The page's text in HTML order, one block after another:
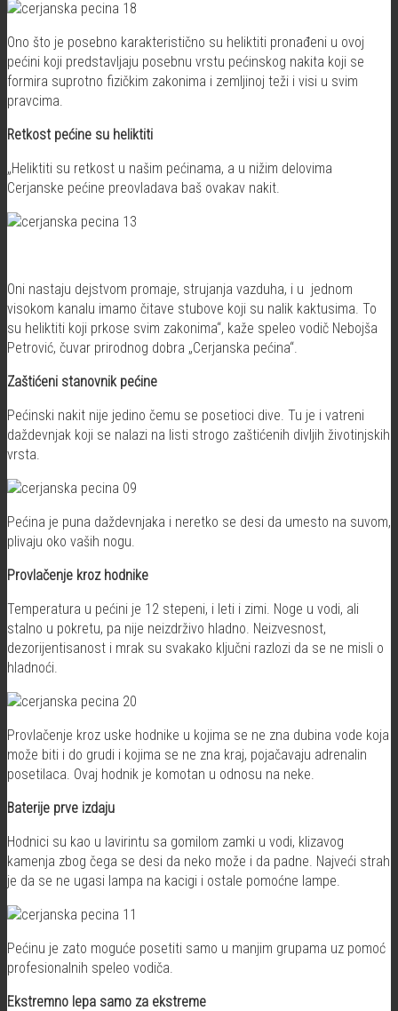
Ono što je posebno karakteristično su heliktiti pronađeni u ovoj
pećini koji predstavljaju posebnu vrstu pećinskog nakita koji se
formira suprotno fizičkim zakonima i zemljinoj teži i visi u svim
pravcima.
Retkost pećine su heliktiti
„Heliktiti su retkost u našim pećinama, a u nižim delovima
Cerjanske pećine preovladava baš ovakav nakit.
Oni nastaju dejstvom promaje, strujanja vazduha, i u jednom
visokom kanalu imamo čitave stubove koji su nalik kaktusima. To
su heliktiti koji prkose svim zakonima“, kaže speleo vodič Nebojša
Petrović, čuvar prirodnog dobra „Cerjanska pećina“.
Zaštićeni stanovnik pećine
Pećinski nakit nije jedino čemu se posetioci dive. Tu je i vatreni
daždevnjak koji se nalazi na listi strogo zaštićenih divljih životinjskih
vrsta.
Pećina je puna daždevnjaka i neretko se desi da umesto na suvom,
plivaju oko vaših nogu.
Provlačenje kroz hodnike
Temperatura u pećini je 12 stepeni, i leti i zimi. Noge u vodi, ali
stalno u pokretu, pa nije neizdrživo hladno. Neizvesnost,
dezorijentisanost i mrak su svakako ključni razlozi da se ne misli o
hladnoći.
Provlačenje kroz uske hodnike u kojima se ne zna dubina vode koja
može biti i do grudi i kojima se ne zna kraj, pojačavaju adrenalin
posetilaca. Ovaj hodnik je komotan u odnosu na neke.
Baterije prve izdaju
Hodnici su kao u lavirintu sa gomilom zamki u vodi, klizavog
kamenja zbog čega se desi da neko može i da padne. Najveći strah
je da se ne ugasi lampa na kacigi i ostale pomoćne lampe.
Pećinu je zato moguće posetiti samo u manjim grupama uz pomoć
profesionalnih speleo vodiča.
Ekstremno lepa samo za ekstreme